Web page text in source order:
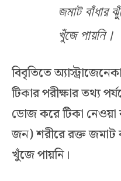
জমাট বাঁধার
খুঁজে পায়নি।
বিবৃতিতে
টিকার পরীক্ষার তথ্য
ডোজ করে টিকা নেওয়া
জন) শরীরে রক্ত জমাট
খুঁজে পায়নি।